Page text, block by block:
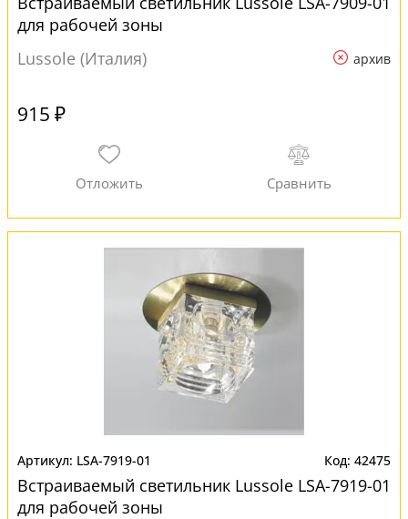
для рабочей зоны
Lussole (Италия)
архив
915 ₽
LSA-7919-01 42475
Встраиваемый светильник Lussole LSA-7919-01
для рабочей зоны